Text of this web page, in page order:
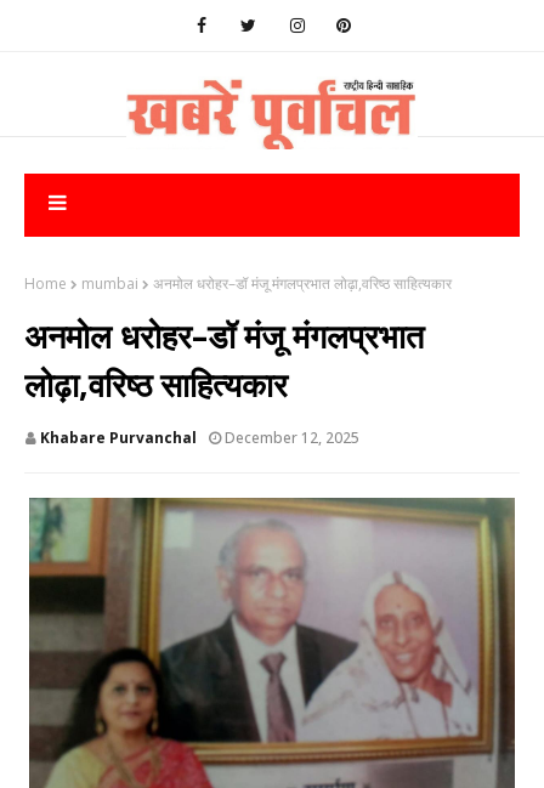
Home mumbai अनमोल धरोहर–डॉ मंजू मंगलप्रभात लोढ़ा,वरिष्ठ साहित्यकार
अनमोल धरोहर–डॉ मंजू मंगलप्रभात
लोढ़ा,वरिष्ठ साहित्यकार
Khabare Purvanchal December 12, 2025